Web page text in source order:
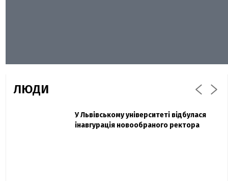
ЛЮДИ
Павло Дак
«Час не лікує, лише притуплює біль»:
Захисник "Азовсталі" Діанов вдруге
одружився та показав фото з весілля
У Львівському університеті відбулася
інавгурація новообраного ректора